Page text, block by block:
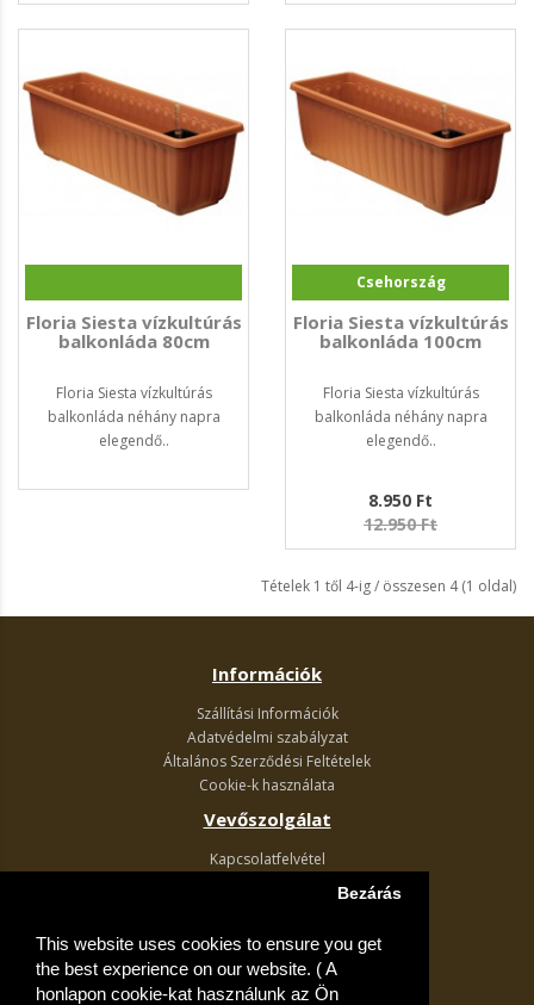
This website uses cookies to ensure you get
the best experience on our website. ( A
honlapon cookie-kat használunk az Ön
Bezárás
Floria Siesta vízkultúrás
balkonláda 80cm
Floria Siesta vízkultúrás
balkonláda néhány napra
elegendő..
Csehország
Floria Siesta vízkultúrás
balkonláda 100cm
Floria Siesta vízkultúrás
balkonláda néhány napra
elegendő..
8.950 Ft
12.950 Ft
Tételek 1 től 4-ig / összesen 4 (1 oldal)
Információk
Szállítási Információk
Adatvédelmi szabályzat
Általános Szerződési Feltételek
Cookie-k használata
Vevőszolgálat
Kapcsolatfelvétel
Akciós ajánlatok
Fiók